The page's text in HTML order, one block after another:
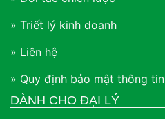
» Triết lý kinh doanh
» Liên hệ
» Quy định bảo mật thông tin
DÀNH CHO ĐẠI LÝ